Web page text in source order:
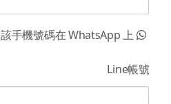
該手機號碼在 WhatsApp 上
Line帳號